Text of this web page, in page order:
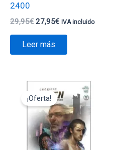
2400
29,95€ 27,95€ IVA incluido
Leer más
¡Oferta!
El
precio
original
era:
25,00€.
El
precio
actual
es:
17,50€.